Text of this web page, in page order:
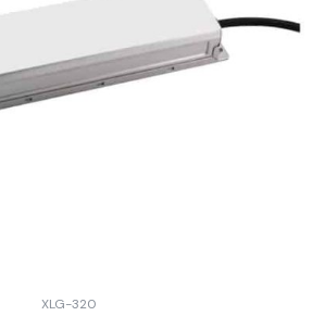
XLG-320